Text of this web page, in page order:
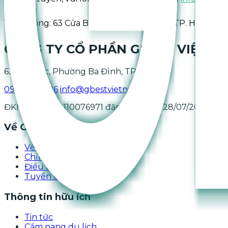
Văn phòng: 63 Cửa Bắc, Phường Ba Đình, TP. Hà Nội.
CÔNG TY CỔ PHẦN GBEST VIỆT
63 Cửa Bắc, Phường Ba Đình, TP. Hà Nội.
0966.96.93.96 info@gbestvietnam.com
ĐKHĐCN: Số 0110076971 đăng ký ngày 28/07/2022.
Về GBest Việt Nam
Về chúng tôi
Chính sách quyền riêng tư
Điều khoản và điều kiện
Tuyển dụng
Thông tin hữu ích
Tin tức